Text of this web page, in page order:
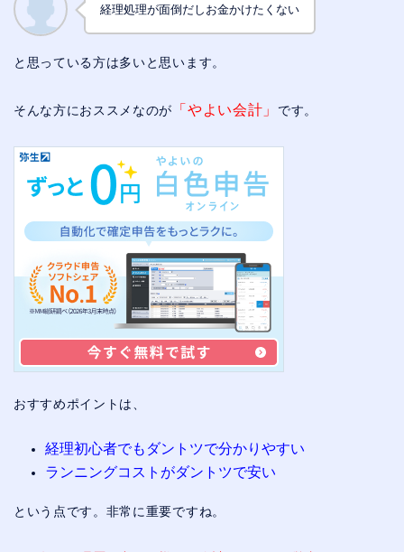
経理処理が面倒だしお金かけたくない
と思っている方は多いと思います。
そんな方におススメなのが 「やよい会計」 です。
おすすめポイントは、
経理初心者でもダントツで分かりやすい
ランニングコストがダントツで安い
という点です。非常に重要ですね。